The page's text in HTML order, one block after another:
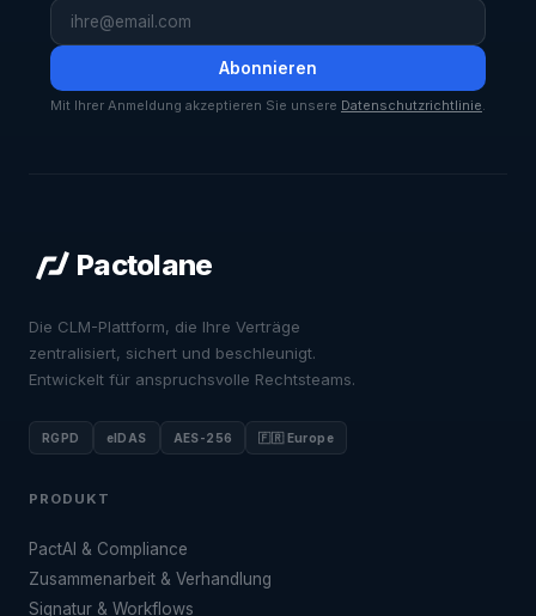
Abonnieren
Mit Ihrer Anmeldung akzeptieren Sie unsere Datenschutzrichtlinie.
Pactolane
Die CLM-Plattform, die Ihre Verträge
zentralisiert, sichert und beschleunigt.
Entwickelt für anspruchsvolle Rechtsteams.
RGPD eIDAS AES-256 🇫🇷 Europe
PRODUKT
PactAI & Compliance
Zusammenarbeit & Verhandlung
Signatur & Workflows